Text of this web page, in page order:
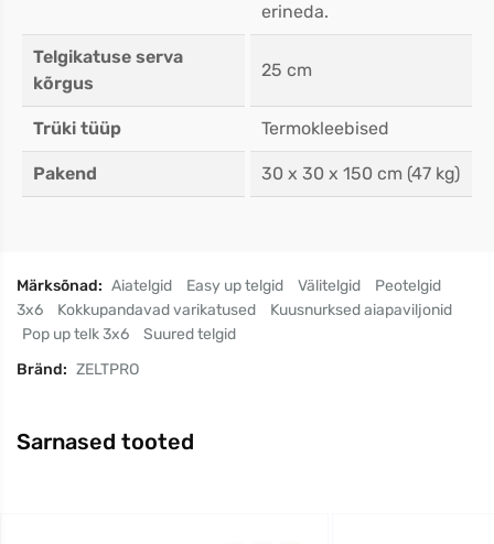
erineda.
Telgikatuse serva
kõrgus
25 cm
Trüki tüüp Termokleebised
Pakend 30 x 30 x 150 cm (47 kg)
Märksõnad: Aiatelgid Easy up telgid Välitelgid
Peotelgid
3x6
Kokkupandavad varikatused
Kuusnurksed aiapaviljonid
Pop up telk 3x6
Suured telgid
Bränd: ZELTPRO
Sarnased tooted